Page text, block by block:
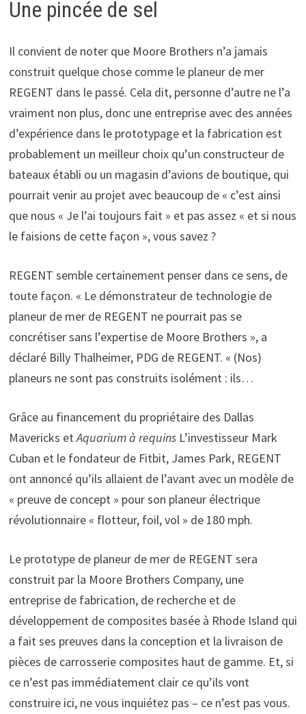
Une pincée de sel
Il convient de noter que Moore Brothers n’a jamais
construit quelque chose comme le planeur de mer
REGENT dans le passé. Cela dit, personne d’autre ne l’a
vraiment non plus, donc une entreprise avec des années
d’expérience dans le prototypage et la fabrication est
probablement un meilleur choix qu’un constructeur de
bateaux établi ou un magasin d’avions de boutique, qui
pourrait venir au projet avec beaucoup de « c’est ainsi
que nous « Je l’ai toujours fait » et pas assez « et si nous
le faisions de cette façon », vous savez ?
REGENT semble certainement penser dans ce sens, de
toute façon. « Le démonstrateur de technologie de
planeur de mer de REGENT ne pourrait pas se
concrétiser sans l’expertise de Moore Brothers », a
déclaré Billy Thalheimer, PDG de REGENT. « (Nos)
planeurs ne sont pas construits isolément : ils…
Grâce au financement du propriétaire des Dallas
Mavericks etAquarium à requinsL’investisseur Mark
Cuban et le fondateur de Fitbit, James Park, REGENT
ont annoncé qu’ils allaient de l’avant avec un modèle de
« preuve de concept » pour son planeur électrique
révolutionnaire « flotteur, foil, vol » de 180 mph.
Le prototype de planeur de mer de REGENT sera
construit par la Moore Brothers Company, une
entreprise de fabrication, de recherche et de
développement de composites basée à Rhode Island qui
a fait ses preuves dans la conception et la livraison de
pièces de carrosserie composites haut de gamme. Et, si
ce n’est pas immédiatement clair ce qu’ils vont
construire ici, ne vous inquiétez pas – ce n’est pas vous.